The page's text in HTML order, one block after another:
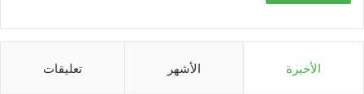
الأخيرة الأشهر تعليقات